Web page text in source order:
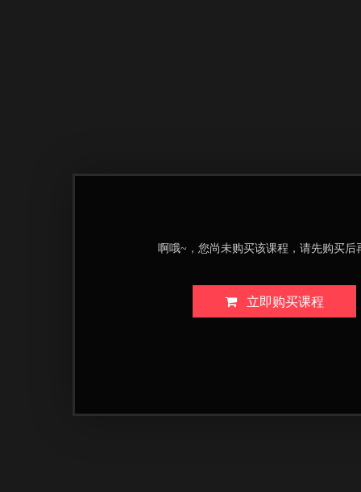
啊哦~，您尚未购买该课程，请先购买后
立即购买课程